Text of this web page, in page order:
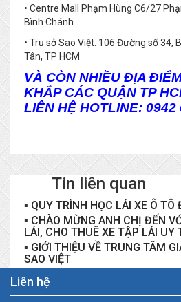
• Centre Mall Phạm Hùng C6/27
Bình Chánh
• Trụ sở Sao Việt: 106 Đường số 34,
Tân, TP HCM
VÀ CÒN NHIỀU ĐỊA
KHẮP CÁC QUẬN TP
LIÊN HỆ HOTLINE: 0942
Tin liên quan
▪ QUY TRÌNH HỌC LÁI XE Ô
▪ CHÀO MỪNG ANH CHỊ ĐẾN
LÁI, CHO THUÊ XE TẬP LÁI UY
▪ GIỚI THIỆU VỀ TRUNG TÂM
SAO VIỆT
Liên hệ